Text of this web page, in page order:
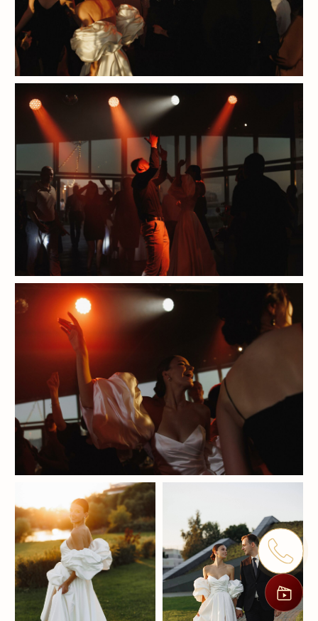
HELLO@SALUTEEVENT.RU
+7 (921) 965-16-25
+7 (921) 954-27-90
WHATSAPP
ВКОНТАКТЕ
ООО «Салютэ»
Все права защищены, 2018 - 2026
Политика конфиденциальности
Разработка сайта
Использованные шрифты:
«Mirra» — от Оксаны Гараниной-Ткаченко
«Tilda Sans» — от Tilda и Paratype